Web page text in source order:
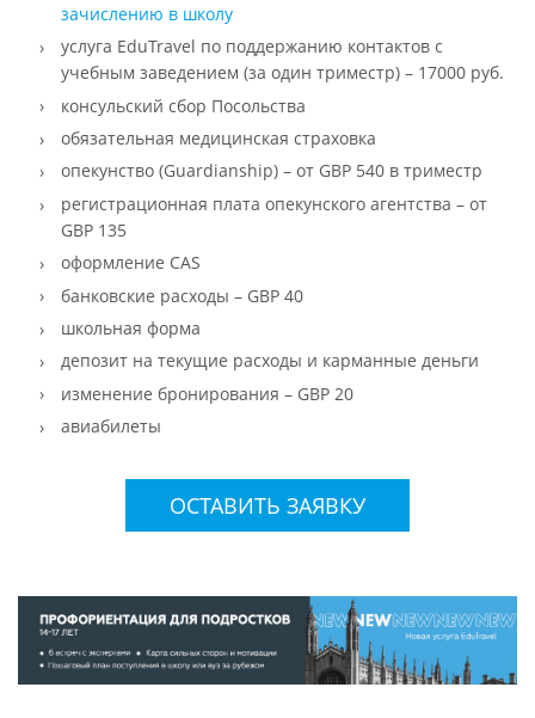
зачислению в школу
услуга EduTravel по поддержанию контактов с
учебным заведением (за один триместр) – 17000 руб.
консульский сбор Посольства
обязательная медицинская страховка
опекунство (Guardianship) – от GBP 540 в триместр
регистрационная плата опекунского агентства – от
GBP 135
оформление CAS
банковские расходы – GBP 40
школьная форма
депозит на текущие расходы и карманные деньги
изменение бронирования – GBP 20
авиабилеты
ОСТАВИТЬ ЗАЯВКУ